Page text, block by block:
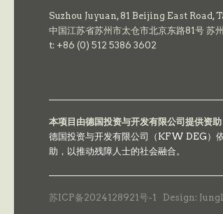
Suzhou Juyuan, 81 Beijing East Road,
中国江苏省苏州市太仓市北京东路81号 苏
t: +86 (0) 512 5386 3602
本项目由德国投资与开发有限公司提供资助
德国投资与开发有限公司（KFW DEG）
助，以推动残障人士的社会融合。
苏ICP备2024128921号-1 Design: